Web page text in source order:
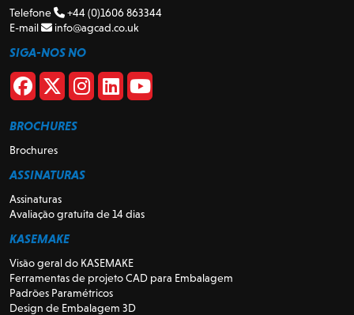
Telefone
+44 (0)1606 863344
E-mail
info@agcad.co.uk
SIGA-NOS NO
BROCHURES
Brochures
ASSINATURAS
Assinaturas
Avaliação gratuita de 14 dias
KASEMAKE
Visão geral do KASEMAKE
Ferramentas de projeto CAD para Embalagem
Padrões Paramétricos
Design de Embalagem 3D